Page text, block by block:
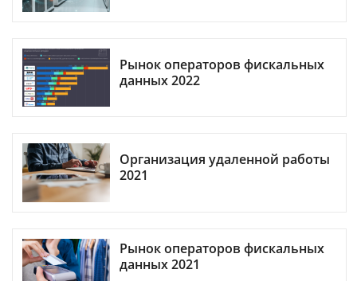
Рынок операторов фискальных
данных 2022
Организация удаленной работы
2021
Рынок операторов фискальных
данных 2021